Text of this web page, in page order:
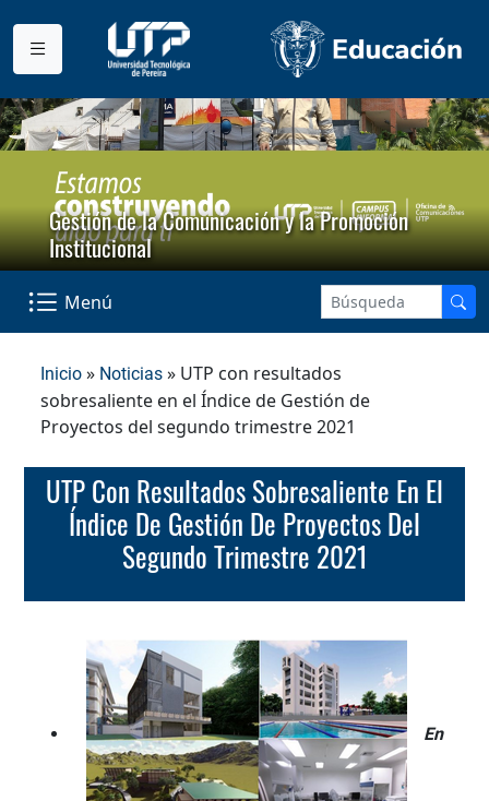
Gestión de la Comunicación y la Promoción
Institucional
Menú
Inicio » Noticias » UTP con resultados
sobresaliente en el Índice de Gestión de
Proyectos del segundo trimestre 2021
UTP Con Resultados Sobresaliente En El
Índice De Gestión De Proyectos Del
Segundo Trimestre 2021
En